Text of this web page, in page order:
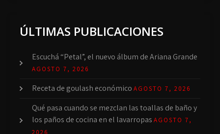
ÚLTIMAS PUBLICACIONES
Escuchá “Petal”, el nuevo álbum de Ariana Grande
AGOSTO 7, 2026
Receta de goulash económico AGOSTO 7, 2026
Qué pasa cuando se mezclan las toallas de baño y
los paños de cocina en el lavarropas AGOSTO 7,
2026